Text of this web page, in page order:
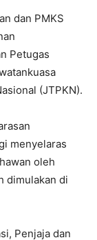
dan PMKS
Petugas
(JTPKN).
menyelaras
oleh
dimulakan di
Penjaja dan